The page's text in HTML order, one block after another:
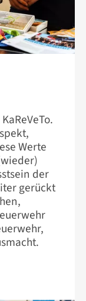
Werte
der
gerückt